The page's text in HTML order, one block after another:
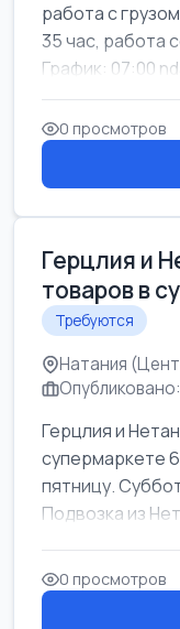
работа с
35 час, работа
График: 07:00
0 просмотров
Герцлия и
товаров в
Требуются
Натания
Герцлия и
супермаркете
пятницу.
Подвозка из
0 просмотров